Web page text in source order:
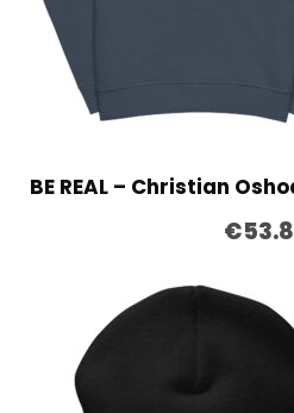
BE REAL – Christian
€